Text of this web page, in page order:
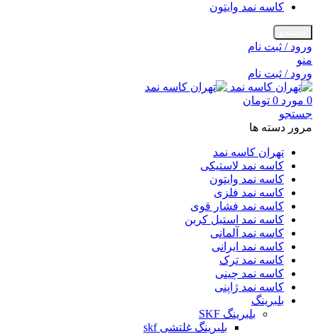
کاسه نمد وایتون
ورود / ثبت نام
منو
ورود / ثبت نام
0 مورد 0 تومان
جستجو
مرور دسته ها
تهران کاسه نمد
کاسه نمد لاستیکی
کاسه نمد وایتون
کاسه نمد فلزی
کاسه نمد فشار قوی
کاسه نمد استیل کربن
کاسه نمد آلمانی
کاسه نمد ایرانی
کاسه نمد ترک
کاسه نمد چینی
کاسه نمد ژاپنی
بلبرینگ
بلبرینگ SKF
بلبرینگ غلتشی skf